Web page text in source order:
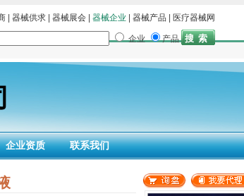
器械供求 器械展会 器械企业 器械产品 医疗器械网
企业
产品
企业资质 联系我们